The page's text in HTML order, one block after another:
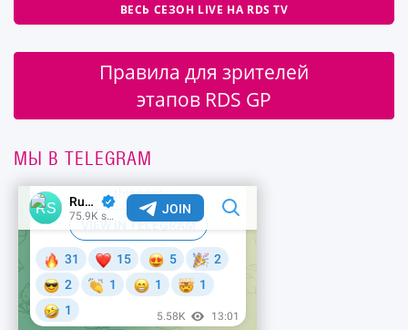
ВЕСЬ СЕЗОН LIVE НА RDS TV
Правила для зрителей
этапов RDS GP
МЫ В TELEGRAM